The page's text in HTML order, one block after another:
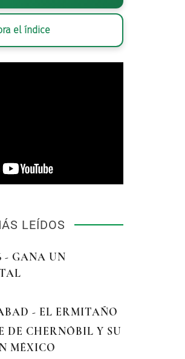
Elías Calles, el presidente
secretario de Estado de la Unión
Unidos en México 1924-1927; Luis N.
Ovey, diplomático designado por la
sir Esme Howard; William
el índice
LEÍDOS
- GANA UN
- EL ERMITAÑO
DE CHERNÓBIL Y SU
MÉXICO